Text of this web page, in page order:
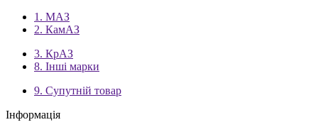
1. МАЗ
2. КамАЗ
3. КрАЗ
8. Інші марки
9. Супутній товар
Інформація